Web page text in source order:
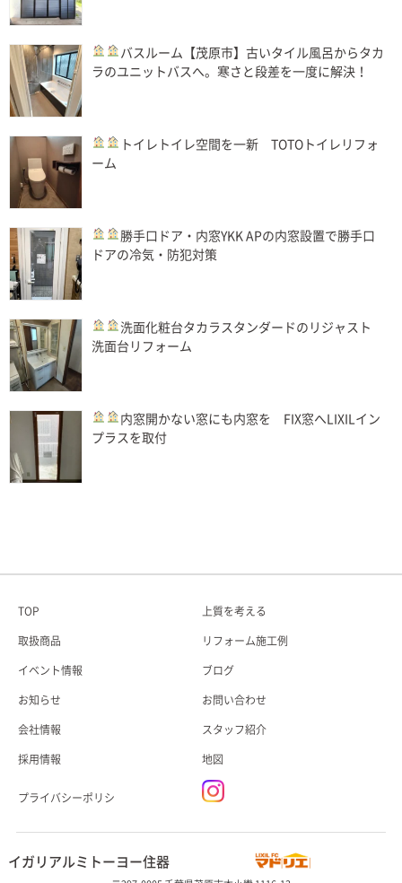
バスルーム 【茂原市】古いタイル風呂からタカ
ラのユニットバスへ。寒さと段差を一度に解決！
トイレ トイレ空間を一新 TOTOトイレリフォ
ーム
勝手口ドア・内窓YKK APの内窓設置で勝手口
ドアの冷気・防犯対策
洗面化粧台タカラスタンダードのリジャスト
洗面台リフォーム
内窓 開かない窓にも内窓を FIX窓へLIXILイン
プラスを取付
TOP 上質を考える
取扱商品 リフォーム施工例
イベント情報 ブログ
お知らせ お問い合わせ
会社情報 スタッフ紹介
採用情報 地図
プライバシーポリシ
イガリアルミトーヨー住器